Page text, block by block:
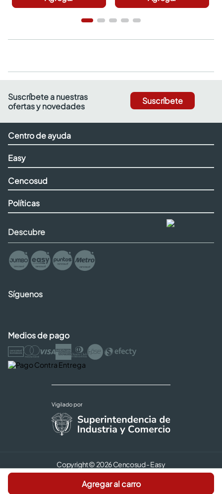
Agregar al carro
Suscríbete a nuestras
ofertas y novedades
Suscríbete
Centro de ayuda
Easy
Cencosud
Políticas
Descubre
Síguenos
Medios de pago
Copyright © 2026 Cencosud - Easy
Términos y Condiciones |
Seguridad y Privacidad |
Código de ética